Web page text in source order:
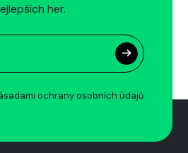
her.
ochrany osobních údajů